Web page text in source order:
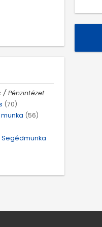
/ Pénzintézet
(70)
(56)
Segédmunka